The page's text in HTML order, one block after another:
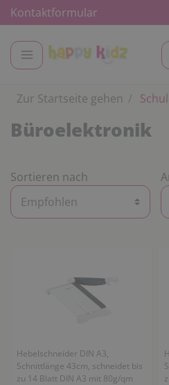
Kontaktformular
Zur Startseite gehen
Büroelektronik
Sortieren nach
Hebelschneider DIN A3,
Schnittlänge 43cm, schneidet bis
zu 14 Blatt DIN A3 mit 80g/qm